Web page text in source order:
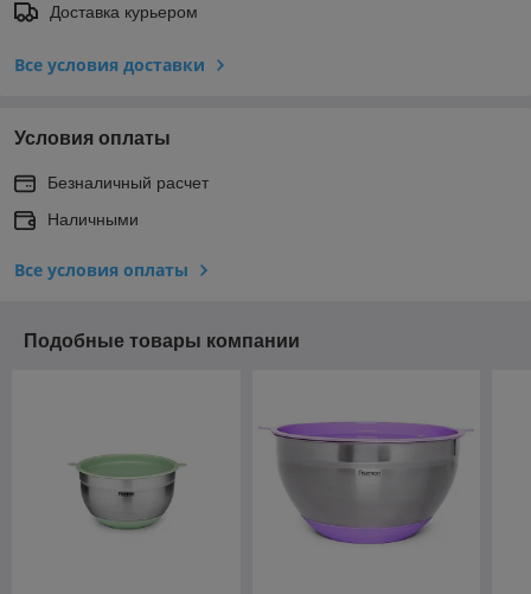
Доставка курьером
Все условия доставки
Условия оплаты
Безналичный расчет
Наличными
Все условия оплаты
Подобные товары компании